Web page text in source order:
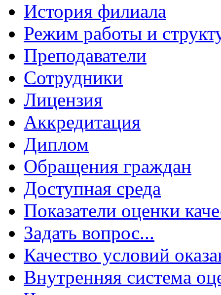
История филиала
Режим работы и
Преподаватели
Сотрудники
Лицензия
Аккредитация
Диплом
Обращения граждан
Доступная среда
Показатели оценки
Задать вопрос...
Качество условий
Внутренняя система